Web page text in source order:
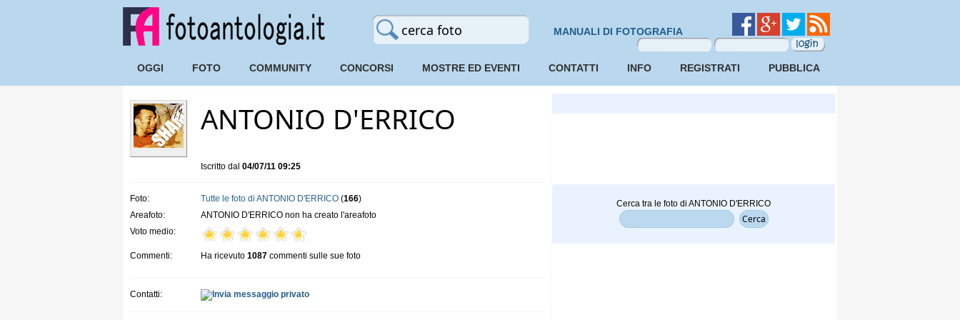
MANUALI DI FOTOGRAFIA
OGGI FOTO COMMUNITY CONCORSI MOSTRE ED EVENTI CONTATTI INFO REGISTRATI PUBBLICA
ANTONIO D'ERRICO
Iscritto dal 04/07/11 09:25
Foto: Tutte le foto di ANTONIO D'ERRICO (166)
Areafoto:
ANTONIO D'ERRICO non ha creato l'areafoto
Voto medio:
Commenti: Ha ricevuto 1087 commenti sulle sue foto
Contatti:
Cerca tra le foto di ANTONIO D'ERRICO